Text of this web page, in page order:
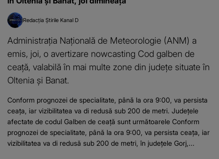
Redacția Știrile Kanal D
Administraţia Naţională de Meteorologie (ANM) a
emis, joi, o avertizare nowcasting Cod galben de
ceaţă, valabilă în mai multe zone din judeţe situate în
Oltenia şi Banat.
Conform prognozei de specialitate, până la ora 9:00, va persista
ceaţa, iar vizibilitatea va di redusă sub 200 de metri. Județele
afectate de codul Galben de ceață sunt următoarele Conform
prognozei de specialitate, până la ora 9:00, va persista ceaţa, iar
vizibilitatea va di redusă sub 200 de metri, în judeţele Gorj,...